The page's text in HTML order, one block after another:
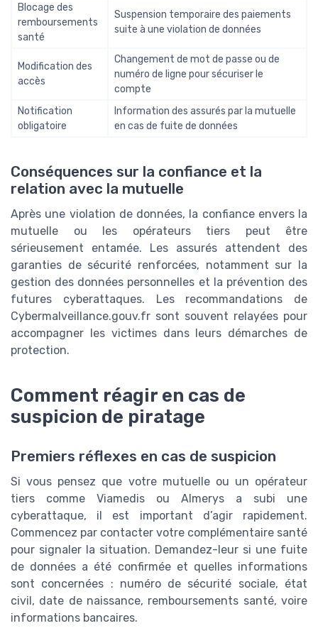
Blocage des
remboursements
santé
Suspension temporaire des paiements
suite à une violation de données
Modification des
accès
Changement de mot de passe ou de
numéro de ligne pour sécuriser le
compte
Notification
obligatoire
Information des assurés par la mutuelle
en cas de fuite de données
Conséquences sur la confiance et la
relation avec la mutuelle
Après une violation de données, la confiance envers la
mutuelle ou les opérateurs tiers peut être
sérieusement entamée. Les assurés attendent des
garanties de sécurité renforcées, notamment sur la
gestion des données personnelles et la prévention des
futures cyberattaques. Les recommandations de
Cybermalveillance.gouv.fr sont souvent relayées pour
accompagner les victimes dans leurs démarches de
protection.
Comment réagir en cas de
suspicion de piratage
Premiers réflexes en cas de suspicion
Si vous pensez que votre mutuelle ou un opérateur
tiers comme Viamedis ou Almerys a subi une
cyberattaque, il est important d’agir rapidement.
Commencez par contacter votre complémentaire santé
pour signaler la situation. Demandez-leur si une fuite
de données a été confirmée et quelles informations
sont concernées : numéro de sécurité sociale, état
civil, date de naissance, remboursements santé, voire
informations bancaires.